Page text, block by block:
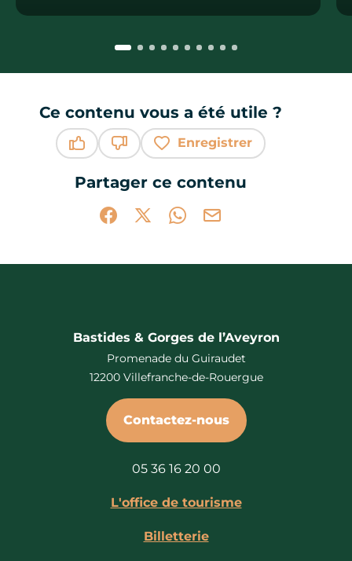
Ce contenu vous a été utile ?
Enregistrer
Partager ce contenu
Partager sur Facebook (nouvelle
Partager sur X / Twitter (nouvelle
Partager sur WhatsApp
Partager par mail
Bastides & Gorges de l’Aveyron
Promenade du Guiraudet
12200 Villefranche-de-Rouergue
Contactez-nous
05 36 16 20 00
L'office de tourisme
Billetterie